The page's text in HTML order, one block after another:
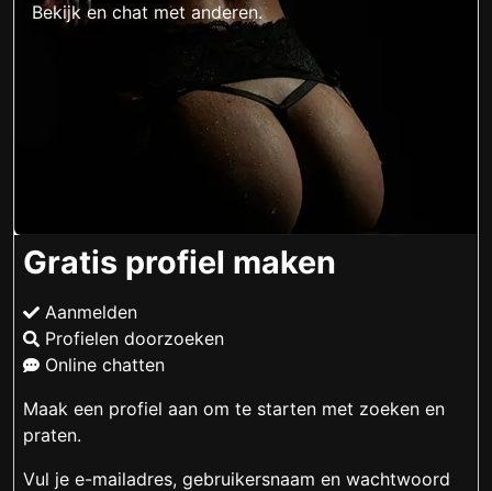
Bekijk en chat met anderen.
Gratis profiel maken
Aanmelden
Profielen doorzoeken
Online chatten
Maak een profiel aan om te starten met zoeken en
praten.
Vul je e-mailadres, gebruikersnaam en wachtwoord